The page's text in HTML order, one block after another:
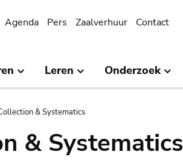
Agenda Pers Zaalverhuur Contact
Leren Onderzoek
& Systematics
& Systematics